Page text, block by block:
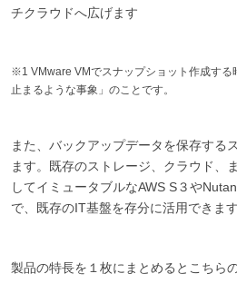
チクラウドへ広げます
※1 VMware VMでスナップショット作成する
止まるような事象」のことです。
また、バックアップデータを保存する
ます。既存のストレージ、クラウド、
してイミュータブルなAWS S３や
で、既存のIT基盤を存分に活用できます
製品の特長を１枚にまとめるとこちら